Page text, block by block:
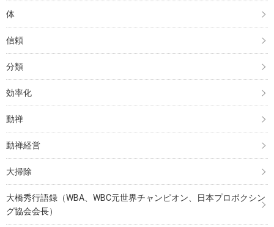
体
信頼
分類
効率化
動禅
動禅経営
大掃除
大橋秀行語録（WBA、WBC元世界チャンピオン、日本プロボクシン
グ協会会長）